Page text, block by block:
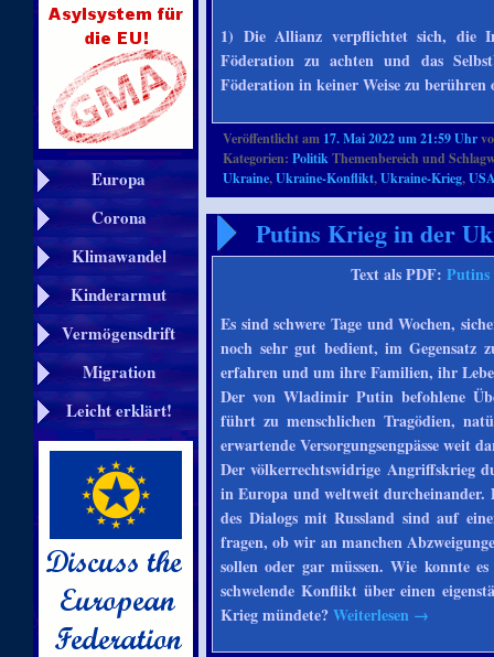
Europa
Corona
Klimawandel
Kinderarmut
Vermögensdrift
Migration
Leicht erklärt!
1) Die Allianz verpflichtet sich, die
Föderation zu achten und das
Föderation in keiner Weise zu
Veröffentlicht am 17. Mai 2022 um 21:59 Uhr
Kategorien:PolitikThemenbereich und
Ukraine,Ukraine-Konflikt,Ukraine-Krieg,
Putins Krieg in der
Text als PDF:
Es sind schwere Tage und Wochen,
noch sehr gut bedient, im
erfahren und um ihre Familien, ihr
Der von Wladimir Putin befohlene
führt zu menschlichen Tragödien,
erwartende Versorgungsengpässe weit
Der völkerrechtswidrige Angriffskrieg
in Europa und weltweit durcheinander.
des Dialogs mit Russland sind auf
fragen, ob wir an manchen
sollen oder gar müssen. Wie konnte
schwelende Konflikt über einen
Krieg mündete?Weiterlesen →